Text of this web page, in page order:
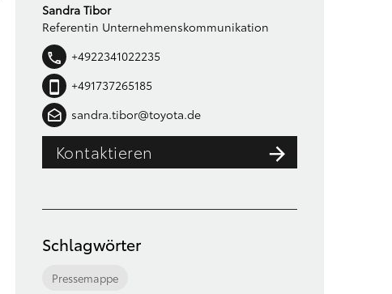
Sandra Tibor
Referentin Unternehmenskommunikation
+4922341022235
+491737265185
sandra.tibor@toyota.de
Kontaktieren
Schlagwörter
Pressemappe